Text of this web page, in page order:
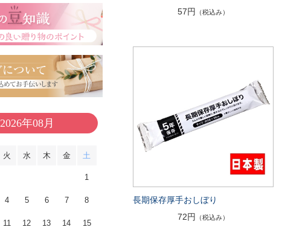
57円
（税込み）
長期保存厚手おしぼり
72円
（税込み）
2026年08月
火 水 木 金 土
1
4 5 6 7 8
11 12 13 14 15